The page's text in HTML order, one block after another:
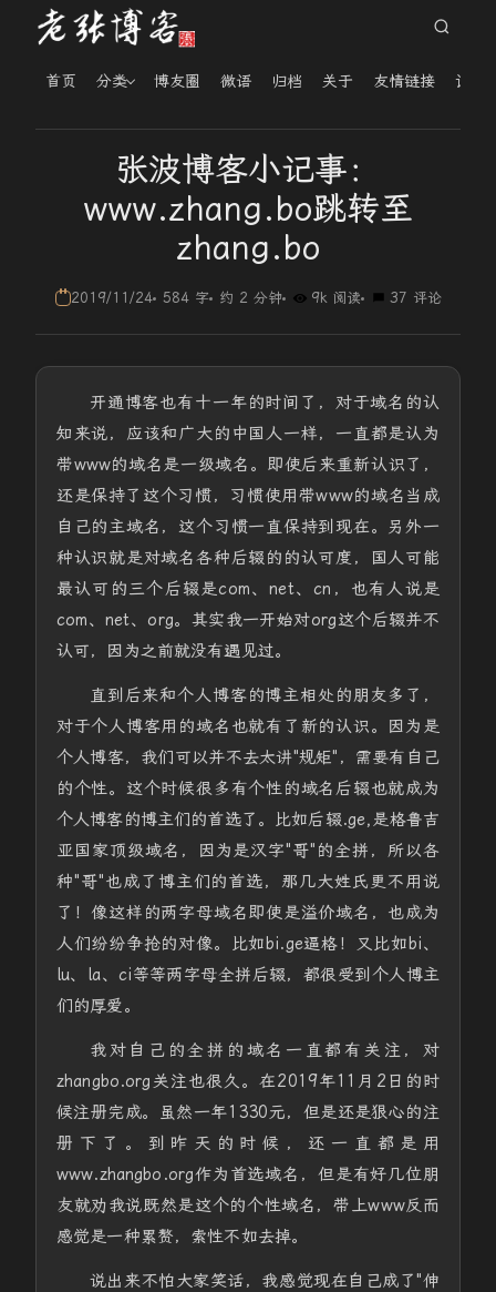
首页 分类 博友圈 微语 归档 关于 友情链接 读者
张波博客小记事：
www.zhang.bo跳转至
zhang.bo
2019/11/24 584 字 约 2 分钟 9k 阅读 37 评论
开通博客也有十一年的时间了，对于域名的认
知来说，应该和广大的中国人一样，一直都是认为
带www的域名是一级域名。即使后来重新认识了，
还是保持了这个习惯，习惯使用带www的域名当成
自己的主域名，这个习惯一直保持到现在。另外一
种认识就是对域名各种后辍的的认可度，国人可能
最认可的三个后辍是com、net、cn，也有人说是
com、net、org。其实我一开始对org这个后辍并不
认可，因为之前就没有遇见过。
直到后来和个人博客的博主相处的朋友多了，
对于个人博客用的域名也就有了新的认识。因为是
个人博客，我们可以并不去太讲"规矩"，需要有自己
的个性。这个时候很多有个性的域名后辍也就成为
个人博客的博主们的首选了。比如后辍.ge,是格鲁吉
亚国家顶级域名，因为是汉字"哥"的全拼，所以各
种"哥"也成了博主们的首选，那几大姓氏更不用说
了！像这样的两字母域名即使是溢价域名，也成为
人们纷纷争抢的对像。比如bi.ge逼格！又比如bi、
lu、la、ci等等两字母全拼后辍，都很受到个人博主
们的厚爱。
我对自己的全拼的域名一直都有关注，对
zhangbo.org关注也很久。在2019年11月2日的时
候注册完成。虽然一年1330元，但是还是狠心的注
册下了。到昨天的时候，还一直都是用
www.zhangbo.org作为首选域名，但是有好几位朋
友就劝我说既然是这个的个性域名，带上www反而
感觉是一种累赘，索性不如去掉。
说出来不怕大家笑话，我感觉现在自己成了"伸